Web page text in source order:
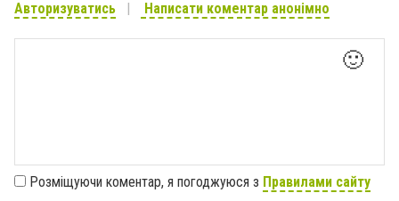
Авторизуватись Написати коментар анонімно
🙂
Розміщуючи коментар, я погоджуюся з Правилами сайту